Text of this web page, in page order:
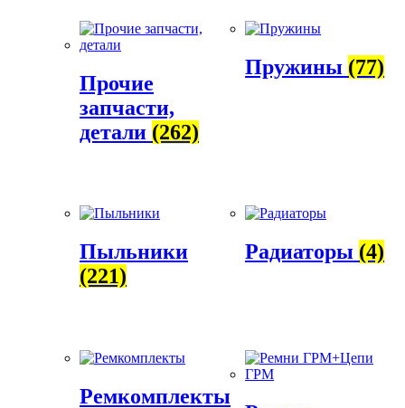
Прочие
запчасти,
детали (262)
Пружины (77)
Пыльники
(221)
Радиаторы (4)
Ремкомплекты